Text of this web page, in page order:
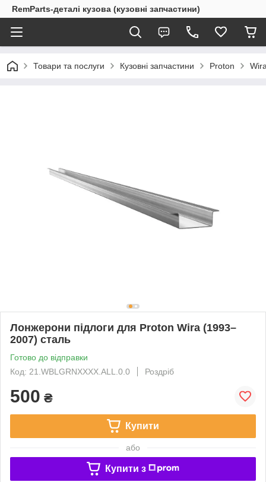
RemParts-деталі кузова (кузовні запчастини)
Товари та послуги Кузовні запчастини Proton
Лонжерони підлоги для Proton Wira (1993–
2007) сталь
Готово до відправки
Код: 21.WBLGRNXXXX.ALL.0.0
Роздріб
500 ₴
Купити
або
Купити з